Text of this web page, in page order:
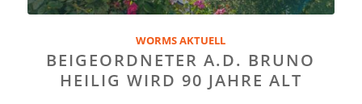
WORMS AKTUELL
BEIGEORDNETER A.D. BRUNO
HEILIG WIRD 90 JAHRE ALT